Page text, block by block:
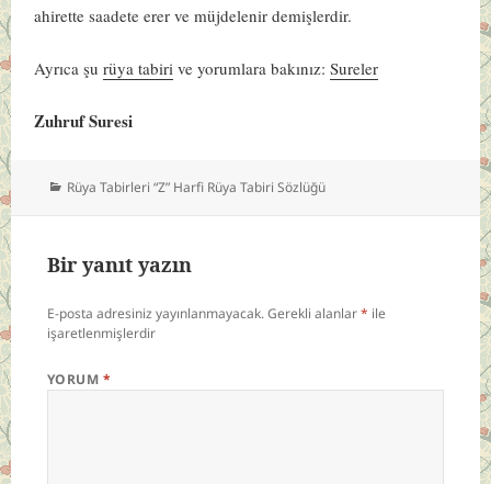
ahirette saadete erer ve müjdelenir demişlerdir.
Ayrıca şurüya tabiri ve yorumlara bakınız:Sureler
Zuhruf Suresi
Kategoriler
Rüya Tabirleri “Z” Harfi Rüya Tabiri Sözlüğü
Bir yanıt yazın
E-posta adresiniz yayınlanmayacak.Gerekli alanlar* ile
işaretlenmişlerdir
YORUM *